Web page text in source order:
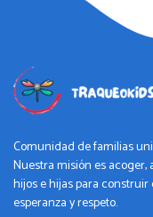
Comunidad de familias
Nuestra misión es acoger,
hijos e hijas para
esperanza y respeto.